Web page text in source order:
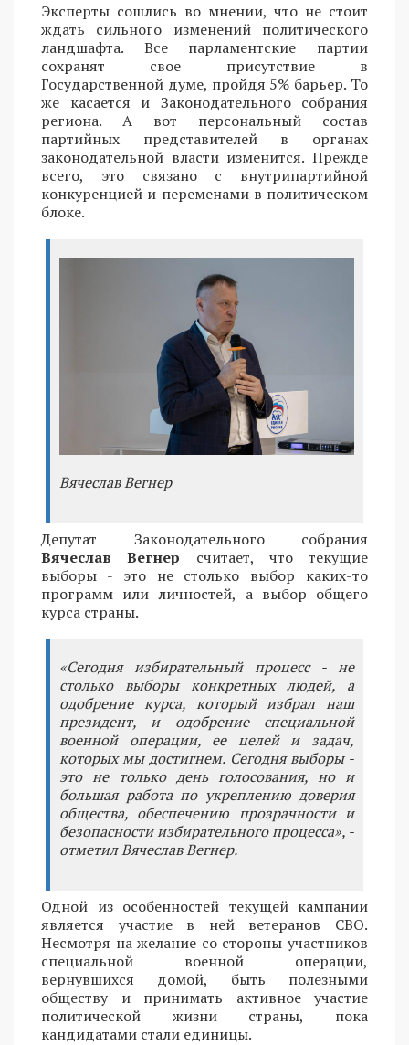
Эксперты сошлись во мнении, что не стоит
ждать сильного изменений политического
ландшафта. Все парламентские партии
сохранят свое присутствие в
Государственной думе, пройдя 5% барьер. То
же касается и Законодательного собрания
региона. А вот персональный состав
партийных представителей в органах
законодательной власти изменится. Прежде
всего, это связано с внутрипартийной
конкуренцией и переменами в политическом
блоке.
Вячеслав Вегнер
Депутат Законодательного собрания
Вячеслав Вегнер считает, что текущие
выборы - это не столько выбор каких-то
программ или личностей, а выбор общего
курса страны.
«Сегодня избирательный процесс - не
столько выборы конкретных людей, а
одобрение курса, который избрал наш
президент, и одобрение специальной
военной операции, ее целей и задач,
которых мы достигнем. Сегодня выборы -
это не только день голосования, но и
большая работа по укреплению доверия
общества, обеспечению прозрачности и
безопасности избирательного процесса», -
отметил Вячеслав Вегнер.
Одной из особенностей текущей кампании
является участие в ней ветеранов СВО.
Несмотря на желание со стороны участников
специальной военной операции,
вернувшихся домой, быть полезными
обществу и принимать активное участие
политической жизни страны, пока
кандидатами стали единицы.